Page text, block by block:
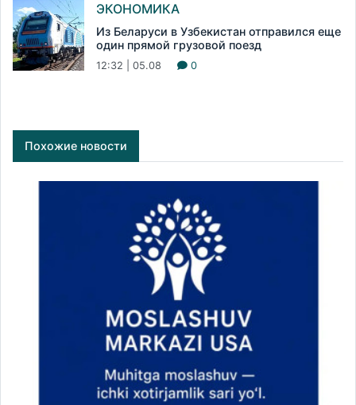
ЭКОНОМИКА
Из Беларуси в Узбекистан отправился еще
один прямой грузовой поезд
12:32 | 05.08 0
Похожие новости